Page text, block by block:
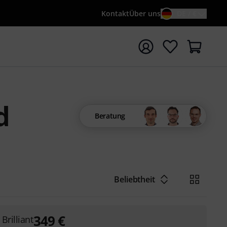
KontaktÜber uns
mit Suchwort {searchTerm} starten
Beratung
Beliebtheit
Brilliant349€